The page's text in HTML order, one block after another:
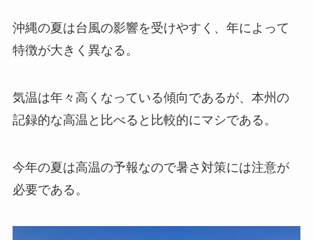
沖縄の夏は台風の影響を受けやすく、年によって
特徴が大きく異なる。
気温は年々高くなっている傾向であるが、本州の
記録的な高温と比べると比較的にマシである。
今年の夏は高温の予報なので暑さ対策には注意が
必要である。